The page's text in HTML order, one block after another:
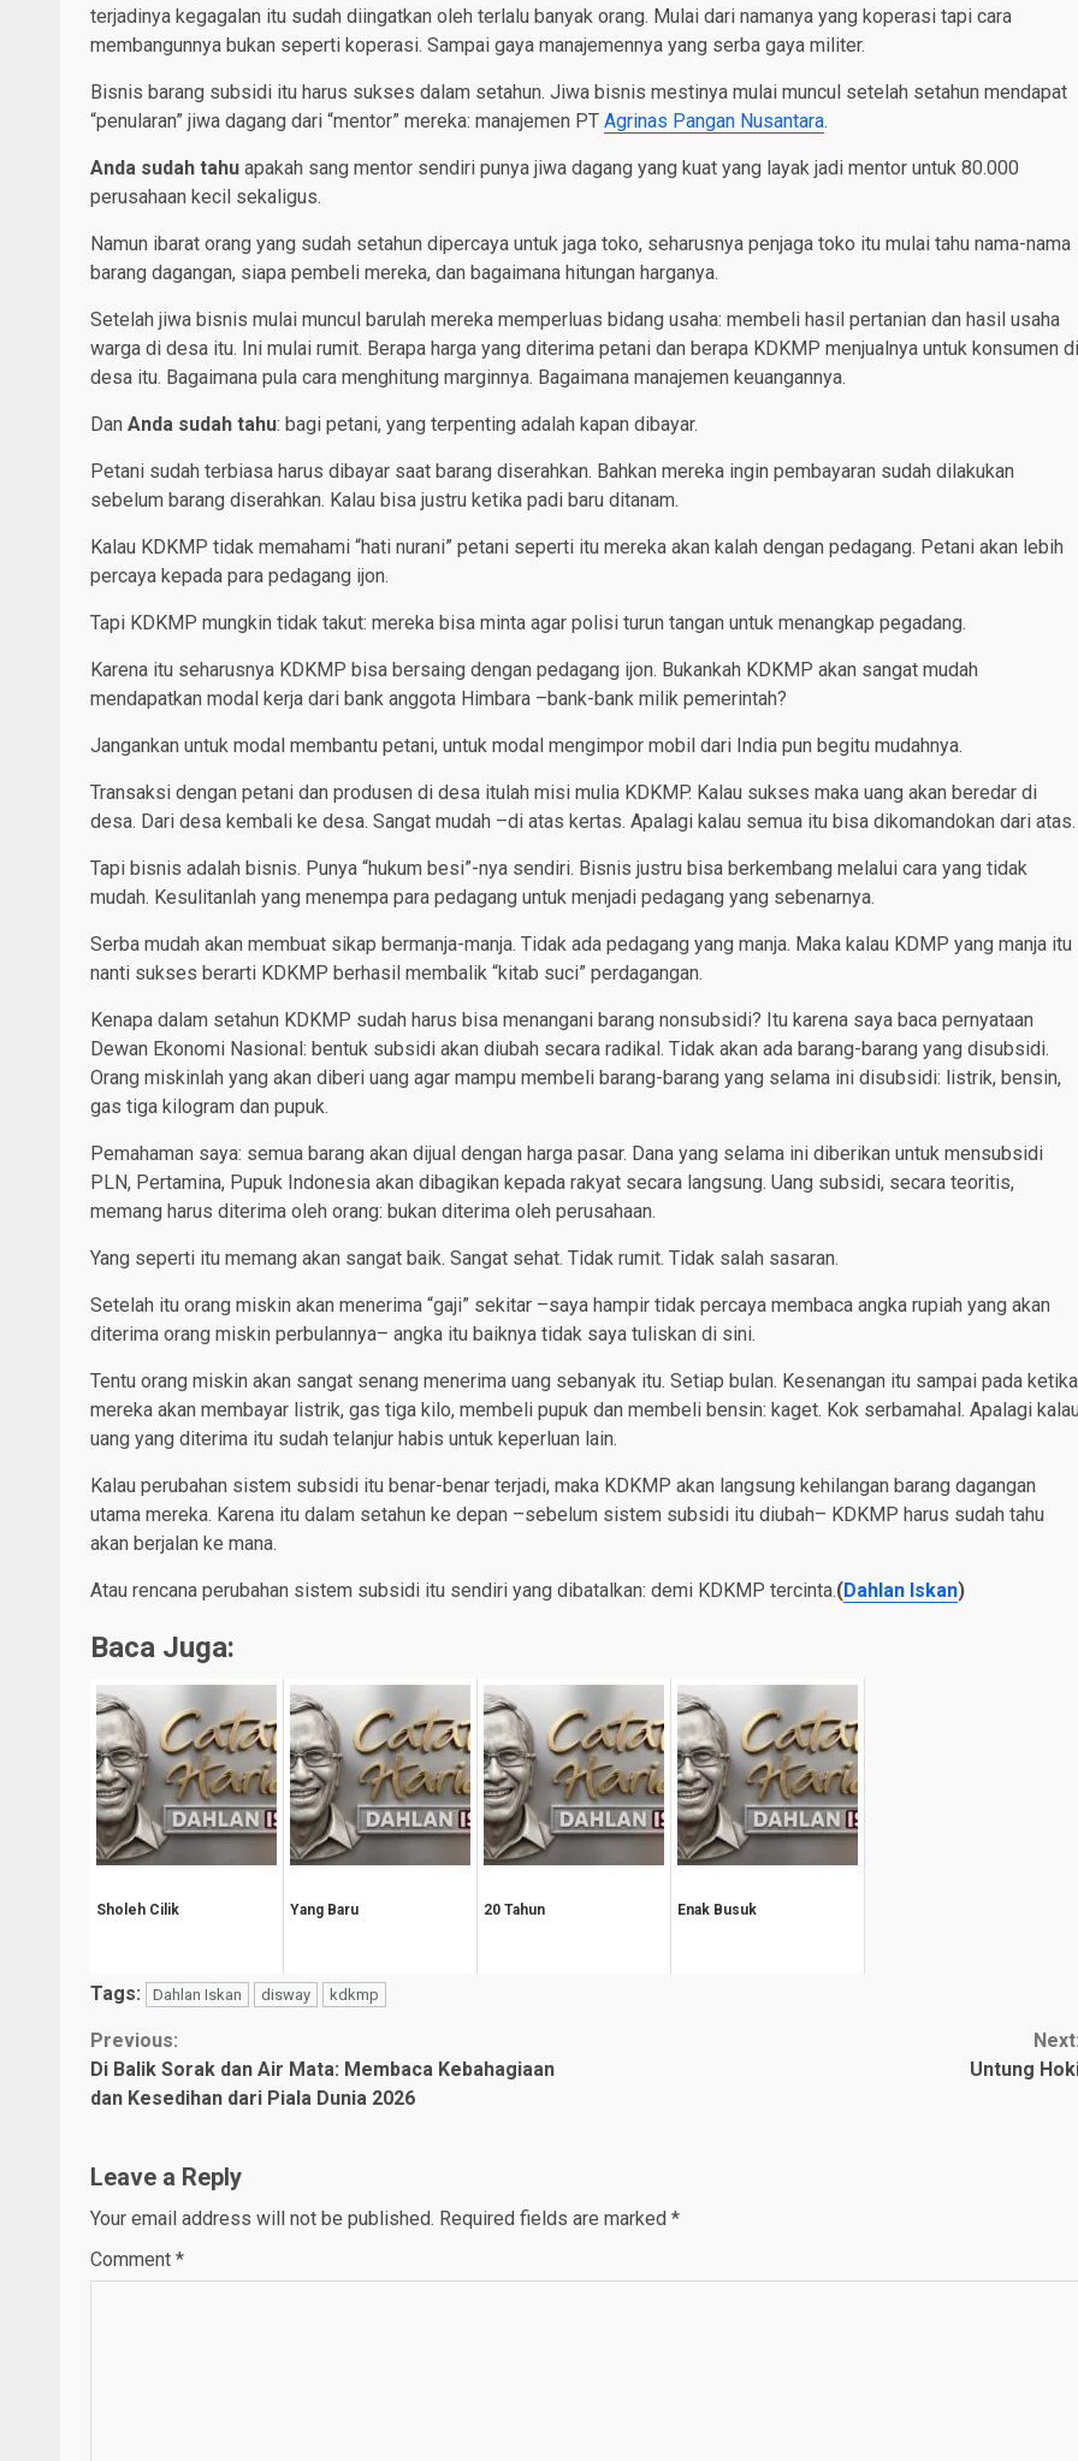
terjadinya kegagalan itu sudah diingatkan oleh terlalu banyak orang. Mulai dari namanya yang koperasi tapi cara
membangunnya bukan seperti koperasi. Sampai gaya manajemennya yang serba gaya militer.
Bisnis barang subsidi itu harus sukses dalam setahun. Jiwa bisnis mestinya mulai muncul setelah setahun mendapat
“penularan” jiwa dagang dari “mentor” mereka: manajemen PT Agrinas Pangan Nusantara.
Anda sudah tahu apakah sang mentor sendiri punya jiwa dagang yang kuat yang layak jadi mentor untuk 80.000
perusahaan kecil sekaligus.
Namun ibarat orang yang sudah setahun dipercaya untuk jaga toko, seharusnya penjaga toko itu mulai tahu nama-nama
barang dagangan, siapa pembeli mereka, dan bagaimana hitungan harganya.
Setelah jiwa bisnis mulai muncul barulah mereka memperluas bidang usaha: membeli hasil pertanian dan hasil usaha
warga di desa itu. Ini mulai rumit. Berapa harga yang diterima petani dan berapa KDKMP menjualnya untuk konsumen di
desa itu. Bagaimana pula cara menghitung marginnya. Bagaimana manajemen keuangannya.
Dan Anda sudah tahu: bagi petani, yang terpenting adalah kapan dibayar.
Petani sudah terbiasa harus dibayar saat barang diserahkan. Bahkan mereka ingin pembayaran sudah dilakukan
sebelum barang diserahkan. Kalau bisa justru ketika padi baru ditanam.
Kalau KDKMP tidak memahami “hati nurani” petani seperti itu mereka akan kalah dengan pedagang. Petani akan lebih
percaya kepada para pedagang ijon.
Tapi KDKMP mungkin tidak takut: mereka bisa minta agar polisi turun tangan untuk menangkap pegadang.
Karena itu seharusnya KDKMP bisa bersaing dengan pedagang ijon. Bukankah KDKMP akan sangat mudah
mendapatkan modal kerja dari bank anggota Himbara –bank-bank milik pemerintah?
Jangankan untuk modal membantu petani, untuk modal mengimpor mobil dari India pun begitu mudahnya.
Transaksi dengan petani dan produsen di desa itulah misi mulia KDKMP. Kalau sukses maka uang akan beredar di
desa. Dari desa kembali ke desa. Sangat mudah –di atas kertas. Apalagi kalau semua itu bisa dikomandokan dari atas.
Tapi bisnis adalah bisnis. Punya “hukum besi”-nya sendiri. Bisnis justru bisa berkembang melalui cara yang tidak
mudah. Kesulitanlah yang menempa para pedagang untuk menjadi pedagang yang sebenarnya.
Serba mudah akan membuat sikap bermanja-manja. Tidak ada pedagang yang manja. Maka kalau KDMP yang manja itu
nanti sukses berarti KDKMP berhasil membalik “kitab suci” perdagangan.
Kenapa dalam setahun KDKMP sudah harus bisa menangani barang nonsubsidi? Itu karena saya baca pernyataan
Dewan Ekonomi Nasional: bentuk subsidi akan diubah secara radikal. Tidak akan ada barang-barang yang disubsidi.
Orang miskinlah yang akan diberi uang agar mampu membeli barang-barang yang selama ini disubsidi: listrik, bensin,
gas tiga kilogram dan pupuk.
Pemahaman saya: semua barang akan dijual dengan harga pasar. Dana yang selama ini diberikan untuk mensubsidi
PLN, Pertamina, Pupuk Indonesia akan dibagikan kepada rakyat secara langsung. Uang subsidi, secara teoritis,
memang harus diterima oleh orang: bukan diterima oleh perusahaan.
Yang seperti itu memang akan sangat baik. Sangat sehat. Tidak rumit. Tidak salah sasaran.
Setelah itu orang miskin akan menerima “gaji” sekitar –saya hampir tidak percaya membaca angka rupiah yang akan
diterima orang miskin perbulannya– angka itu baiknya tidak saya tuliskan di sini.
Tentu orang miskin akan sangat senang menerima uang sebanyak itu. Setiap bulan. Kesenangan itu sampai pada ketika
mereka akan membayar listrik, gas tiga kilo, membeli pupuk dan membeli bensin: kaget. Kok serbamahal. Apalagi
uang yang diterima itu sudah telanjur habis untuk keperluan lain.
Kalau perubahan sistem subsidi itu benar-benar terjadi, maka KDKMP akan langsung kehilangan barang dagangan
utama mereka. Karena itu dalam setahun ke depan –sebelum sistem subsidi itu diubah– KDKMP harus sudah tahu
akan berjalan ke mana.
Atau rencana perubahan sistem subsidi itu sendiri yang dibatalkan: demi KDKMP tercinta.(Dahlan Iskan)
Baca Juga:
Sholeh Cilik Yang Baru 20 Tahun Enak Busuk
Tags: Dahlan Iskan disway kdkmp
Continue
Reading
Previous:
Di Balik Sorak dan Air Mata: Membaca Kebahagiaan
dan Kesedihan dari Piala Dunia 2026
Untung
Leave a Reply
Your email address will not be published. Required fields are marked *
Comment *